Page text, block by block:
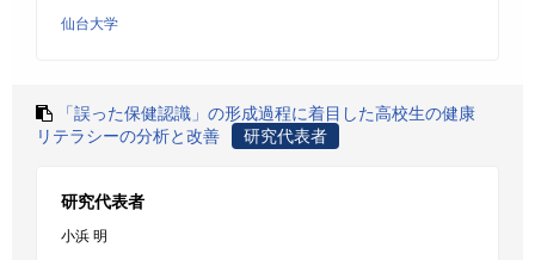
仙台大学
「誤った保健認識」の形成過程に着目した高校生の健康
リテラシーの分析と改善
研究代表者
研究代表者
小浜 明